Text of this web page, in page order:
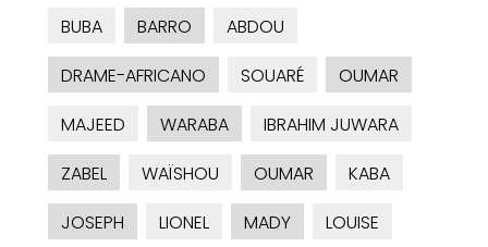
BUBA
BARRO
ABDOU
DRAME-AFRICANO
SOUARÉ
OUMAR
MAJEED
WARABA
IBRAHIM JUWARA
ZABEL
WAÏSHOU OUMAR
KABA
JOSEPH
LIONEL MADY
LOUISE